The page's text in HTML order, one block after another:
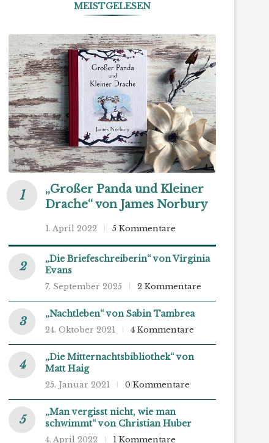
MEISTGELESEN
„Großer Panda und Kleiner
Drache“ von James Norbury
1. April 2022 5 Kommentare
„Die Briefeschreiberin“ von Virginia
Evans
7. September 2025 2 Kommentare
„Nachtleben“ von Sabin Tambrea
24. Oktober 2021 4 Kommentare
„Die Mitternachtsbibliothek“ von
Matt Haig
25. Januar 2021 0 Kommentare
„Man vergisst nicht, wie man
schwimmt“ von Christian Huber
4. April 2022 1 Kommentare